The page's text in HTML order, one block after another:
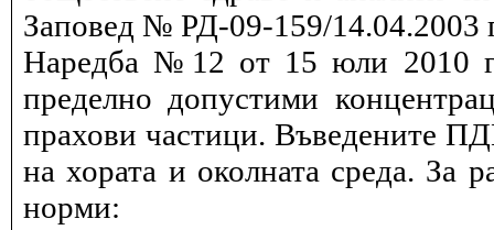
Заповед № РД-09-159/14.04.2003
Наредба №12 от 15 юли 2010
пределно допустими
прахови частици. Въведените
на хората и околната среда. За
норми: